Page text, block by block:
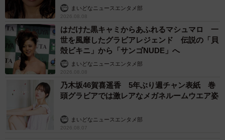
い」まいどなニュースエンタメ部
2026.08.08
はだけた黒キャミからあふれるマシュマロ 一
世を風靡したグラビアレジェンド 伝説の「貝
殻ビキニ」から「サンゴNUDE」へ
まいどなニュースエンタメ部
2026.08.08
乃木坂46賀喜遥香 5年ぶり週チャン表紙 巻
頭グラビアでは激レアなメガネルームウエア姿
まいどなニュースエンタメ部
2026.08.07